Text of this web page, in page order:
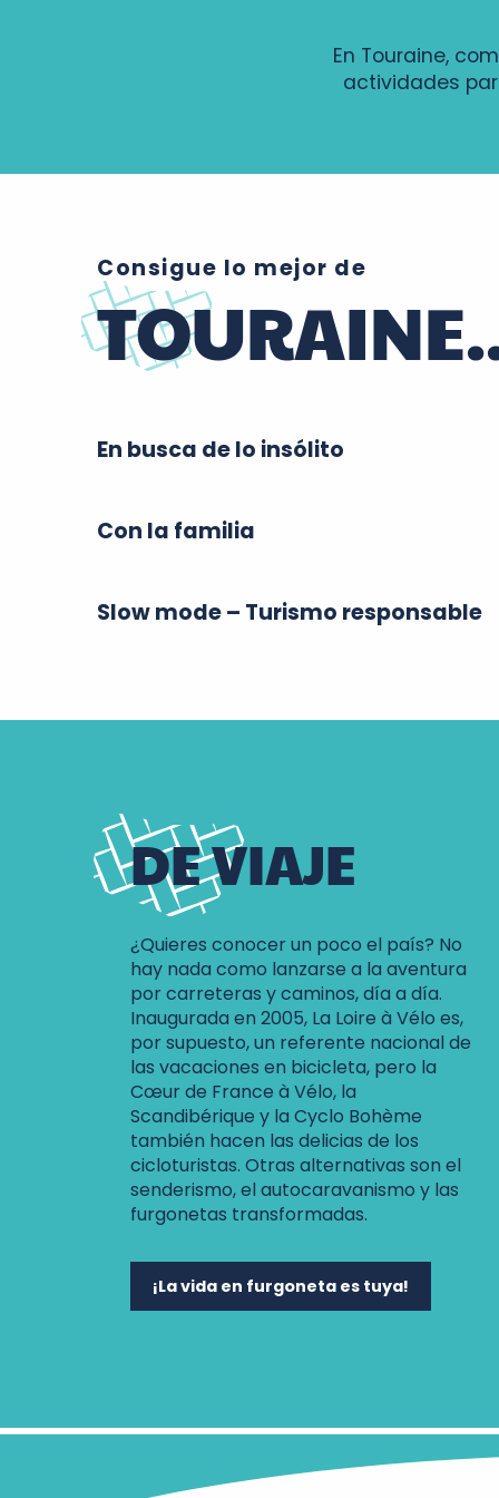
En Touraine,
actividades
Consigue lo mejor de
En busca de lo insólito
Con la familia
Slow mode – Turismo responsable
DE VIAJE
¿Quieres conocer un poco el país? No
hay nada como lanzarse a la aventura
por carreteras y caminos, día a día.
Inaugurada en 2005, La Loire à Vélo es,
por supuesto, un referente nacional de
las vacaciones en bicicleta, pero la
Cœur de France à Vélo, la
Scandibérique y la Cyclo Bohème
también hacen las delicias de los
cicloturistas. Otras alternativas son el
senderismo, el autocaravanismo y las
furgonetas transformadas.
¡La vida en furgoneta es tuya!